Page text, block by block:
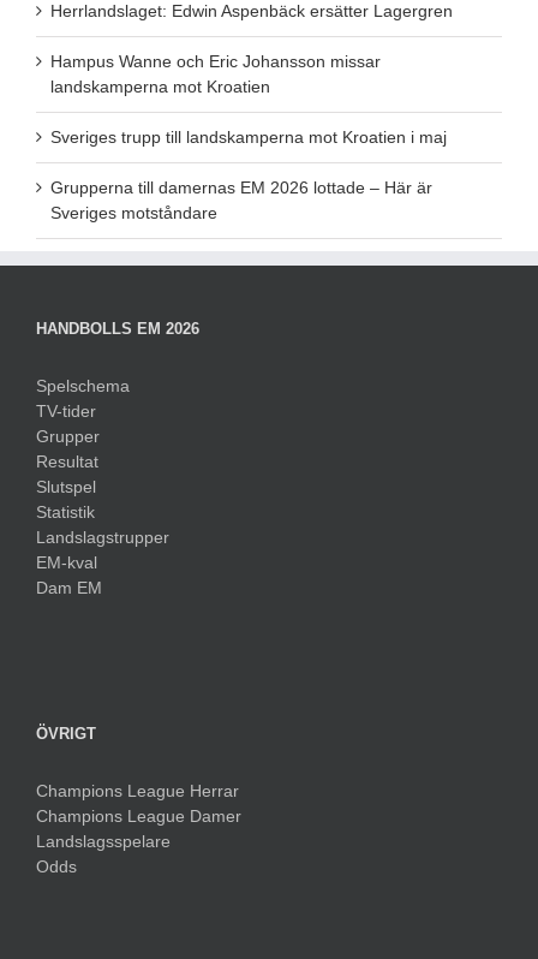
Herrlandslaget: Edwin Aspenbäck ersätter Lagergren
Hampus Wanne och Eric Johansson missar
landskamperna mot Kroatien
Sveriges trupp till landskamperna mot Kroatien i maj
Grupperna till damernas EM 2026 lottade – Här är
Sveriges motståndare
HANDBOLLS EM 2026
Spelschema
TV-tider
Grupper
Resultat
Slutspel
Statistik
Landslagstrupper
EM-kval
Dam EM
ÖVRIGT
Champions League Herrar
Champions League Damer
Landslagsspelare
Odds